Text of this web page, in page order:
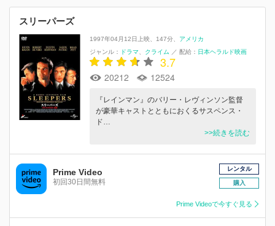
スリーパーズ
1997年04月12日上映 147分
アメリカ
ジャンル：
ドラマ クライム ／ 配給： 日本ヘラルド映画
3.7
20212 12524
『レインマン』のバリー・レヴィンソン監督
が豪華キャストとともにおくるサスペンス・
ド…
>>続きを読む
Prime Video
初回30日間無料
レンタル
購入
Prime Videoで今すぐ見る